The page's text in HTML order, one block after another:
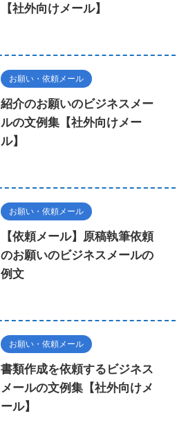
【社外向けメール】
お願い・依頼メール
紹介のお願いのビジネスメー
ルの文例集【社外向けメー
ル】
お願い・依頼メール
【依頼メール】原稿執筆依頼
のお願いのビジネスメールの
例文
お願い・依頼メール
書類作成を依頼するビジネス
メールの文例集【社外向けメ
ール】